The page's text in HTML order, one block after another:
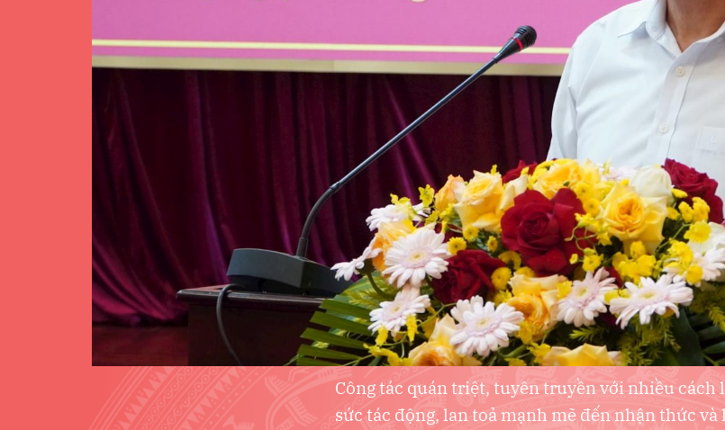
Công tác quán triệt, tuyên truyền với nhiều cách
sức tác động, lan toả mạnh mẽ đến nhận thức và